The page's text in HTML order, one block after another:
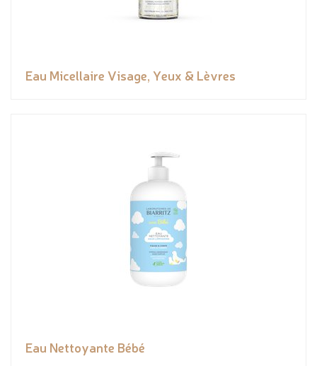
Eau Micellaire Visage, Yeux & Lèvres
Eau Nettoyante Bébé